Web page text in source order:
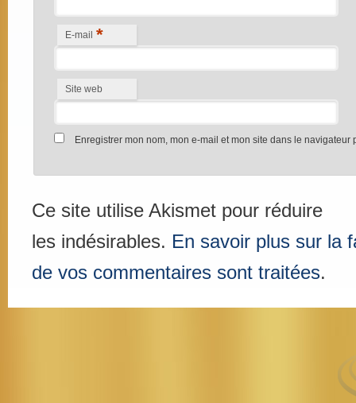
E-mail *
Site web
Enregistrer mon nom, mon e-mail et mon site dans le navigateur
Ce site utilise Akismet pour réduire
les indésirables. En savoir plus sur la
de vos commentaires sont traitées.